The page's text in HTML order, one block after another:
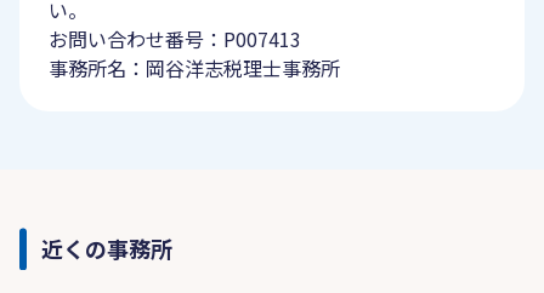
い。
お問い合わせ番号：P007413
事務所名：岡谷洋志税理士事務所
近くの事務所